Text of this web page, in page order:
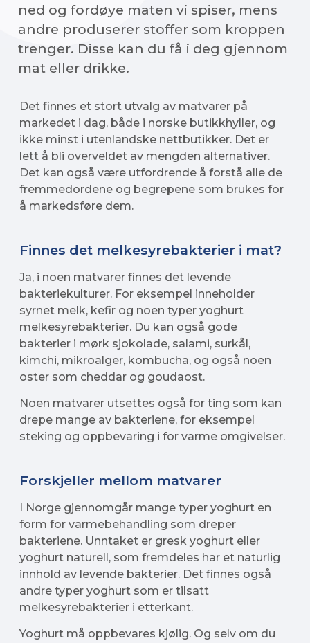
ned og fordøye maten vi spiser, mens
andre produserer stoffer som kroppen
trenger. Disse kan du få i deg gjennom
mat eller drikke.
Det finnes et stort utvalg av matvarer på
markedet i dag, både i norske butikkhyller, og
ikke minst i utenlandske nettbutikker. Det er
lett å bli overveldet av mengden alternativer.
Det kan også være utfordrende å forstå alle de
fremmedordene og begrepene som brukes for
å markedsføre dem.
Finnes det melkesyrebakterier i mat?
Ja, i noen matvarer finnes det levende
bakteriekulturer. For eksempel inneholder
syrnet melk, kefir og noen typer yoghurt
melkesyrebakterier. Du kan også gode
bakterier i mørk sjokolade, salami, surkål,
kimchi, mikroalger, kombucha, og også noen
oster som cheddar og goudaost.
Noen matvarer utsettes også for ting som kan
drepe mange av bakteriene, for eksempel
steking og oppbevaring i for varme omgivelser.
Forskjeller mellom matvarer
I Norge gjennomgår mange typer yoghurt en
form for varmebehandling som dreper
bakteriene. Unntaket er gresk yoghurt eller
yoghurt naturell, som fremdeles har et naturlig
innhold av levende bakterier. Det finnes også
andre typer yoghurt som er tilsatt
melkesyrebakterier i etterkant.
Yoghurt må oppbevares kjølig. Og selv om du